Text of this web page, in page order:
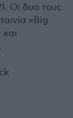
Οι δυο τους
«Big